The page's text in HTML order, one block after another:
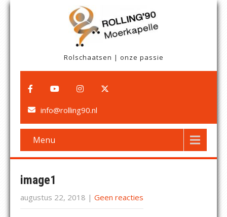
Rolschaatsen | onze passie
info@rolling90.nl
Menu
image1
augustus 22, 2018 | Geen reacties